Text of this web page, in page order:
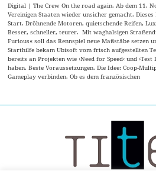
Digital | The Crew On the road again. Ab dem 11.
Vereinigen Staaten wieder unsicher gemacht.
Start. Dröhnende Motoren, quietschende Reifen,
Besser, schneller, teurer. Mit waghalsigen
Furious« soll das Rennspiel neue Maßstäbe setzen
Starthilfe bekam Ubisoft vom frisch aufgestellten
bereits an Projekten wie ›Need for Speed‹ und
haben. Beste Voraussetzungen. Die Idee: Coop-
Gameplay verbinden. Ob es dem französischen